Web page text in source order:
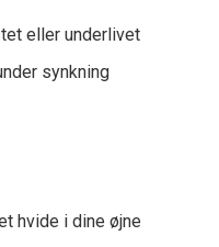
eller underlivet
synkning
hvide i dine øjne